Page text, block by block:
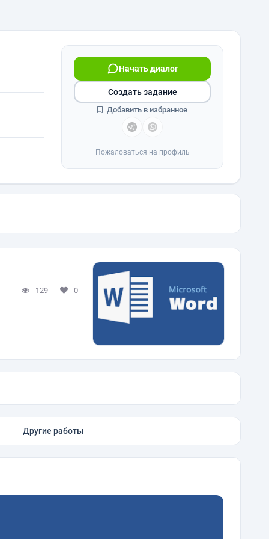
Начать диалог
Создать задание
Добавить в избранное
Пожаловаться на профиль
129 0
Другие работы